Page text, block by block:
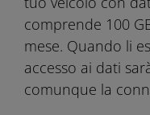
comprende 100
mese. Quando li
accesso ai dati
comunque la